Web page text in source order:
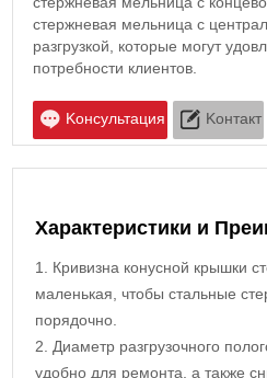
стержневая мельница с
разгрузкой, которые могут
потребности клиентов.
Kонсультация Kонтакт
Характеристики и
1. Кривизна конусной крышки
маленькая, чтобы стальные
порядочно.
2. Диаметр разгрузочного
удобно для ремонта, а также